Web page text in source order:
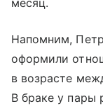
месяц.
Напомним,
оформили
в возрасте
В браке у пары